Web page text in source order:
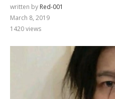
written by Red-001
March 8, 2019
1420views